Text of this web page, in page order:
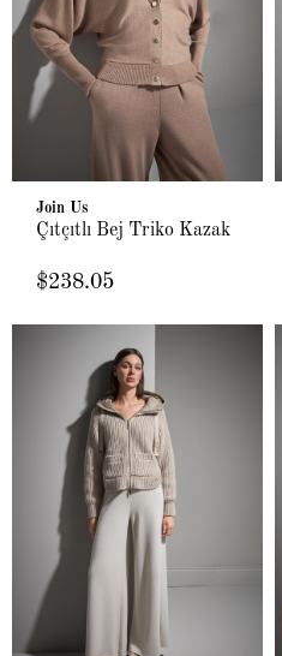
Join Us
Çıtçıtlı Bej Triko Kazak
$238.05